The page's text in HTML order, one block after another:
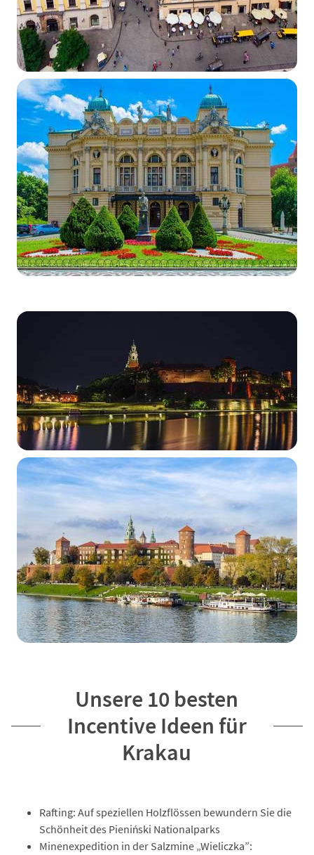
Unsere 10 besten
Incentive Ideen für
Krakau
Rafting: Auf speziellen Holzflössen bewundern Sie die
Schönheit des Pieniński Nationalparks
Minenexpedition in der Salzmine „Wieliczka”: